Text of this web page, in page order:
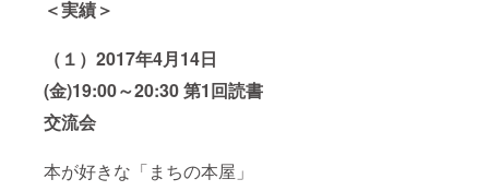
＜実績＞
（１）2017年4月14日
(金)19:00～20:30 第1回読書
交流会
本が好きな「まちの本屋」